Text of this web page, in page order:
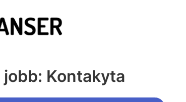
jobb: Kontakyta